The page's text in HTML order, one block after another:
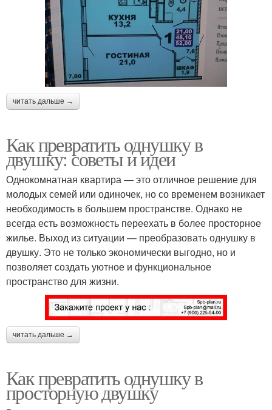
читать дальше →
Как превратить однушку в
двушку: советы и идеи
Однокомнатная квартира — это отличное решение для
молодых семей или одиночек, но со временем возникает
необходимость в большем пространстве. Однако не
всегда есть возможность переехать в более просторное
жилье. Выход из ситуации — преобразовать однушку в
двушку. Это не только экономически выгодно, но и
позволяет создать уютное и функциональное
пространство для жизни.
читать дальше →
Как превратить однушку в
просторную двушку